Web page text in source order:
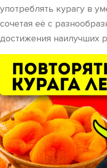
употреблять курагу в
сочетая её с
достижения наилучших